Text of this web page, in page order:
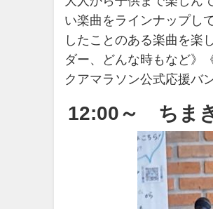
い楽曲をラインナップし
したことのある楽曲を楽
ダー、どんな時もなど》
クアマラソン公式応援バ
12:00～ ちま